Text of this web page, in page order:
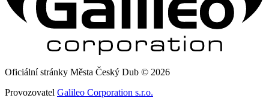
Oficiální stránky Města Český Dub © 2026
Provozovatel Galileo Corporation s.r.o.